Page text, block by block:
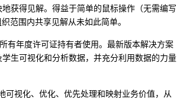
获得见解。得益于简单的鼠标操作（无需编写
范围内共享见解从未如此简单。
有年度许可证持有者使用。最新版本解决方案
生可视化和分析数据，并充分利用数据的力量
视化、优化、优先处理和映射业务价值，从